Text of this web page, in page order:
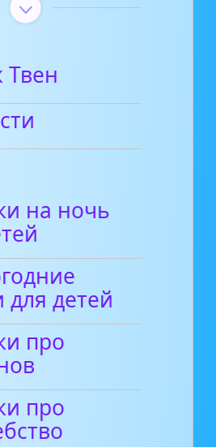
Твен
на ночь
для детей
про
про